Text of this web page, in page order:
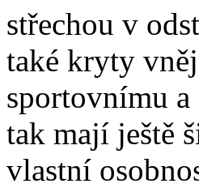
střechou v
také kryty
sportovnímu
tak mají ještě
vlastní